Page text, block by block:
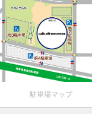
駐車場マップ